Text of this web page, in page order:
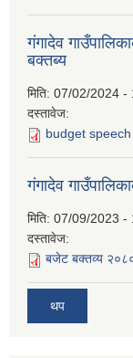
गंगादेव
बक्तब्य
मिति: 07/02/2024 -
दस्तावेज:
budget
गंगादेव
मिति: 07/09/2023 -
दस्तावेज:
बजेट बक्तव्य
थप